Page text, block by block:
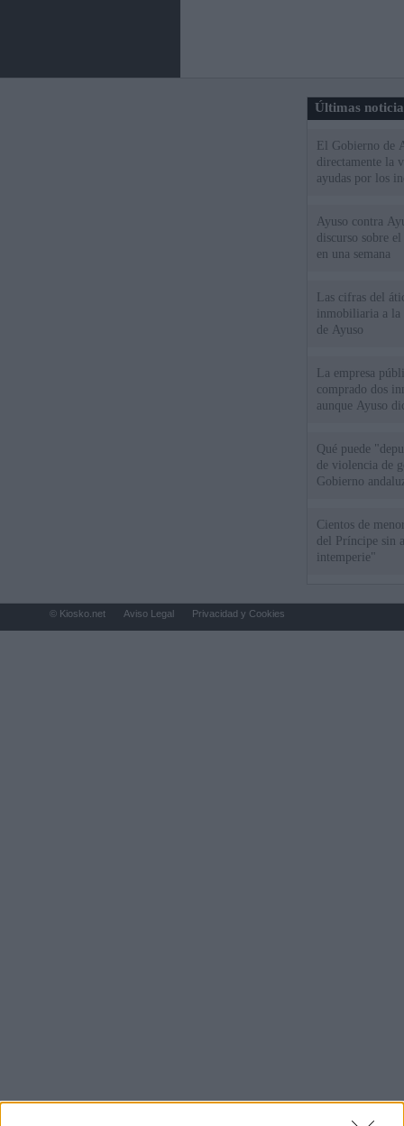
Últimas
El Gobierno de
directamente la
ayudas por los
Ayuso contra
discurso sobre
en una semana
Las cifras del
inmobiliaria a la
de Ayuso
La empresa
comprado dos
aunque Ayuso
Qué puede
de violencia de
Gobierno
Cientos de
del Príncipe sin
intemperie"
© Kiosko.net Aviso Legal Privacidad y Cookies